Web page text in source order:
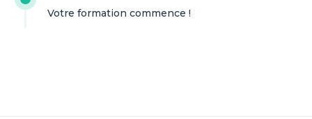
Votre formation commence !